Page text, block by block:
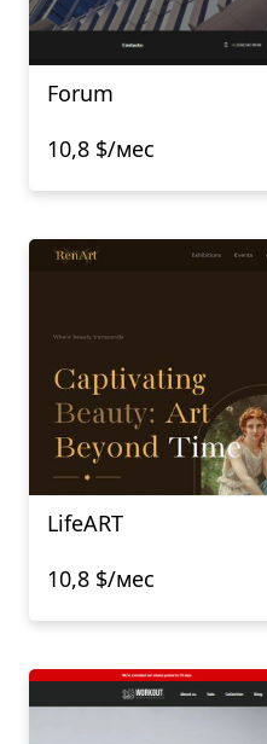
Forum
10,8 $/мес
LifeART
10,8 $/мес